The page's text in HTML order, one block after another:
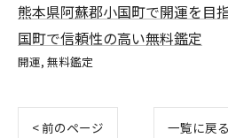
熊本県阿蘇郡小国町で開運を目
国町で信頼性の高い無料鑑定
開運 無料鑑定
< 前のページ 一覧に戻る